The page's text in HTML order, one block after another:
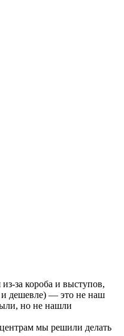
за короба и выступов,
и дешевле) — это не наш
но не нашли
мы решили делать